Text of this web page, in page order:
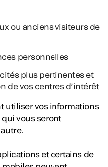
ou anciens visiteurs de
personnelles
plus pertinentes et
de vos centres d’intérêt
utiliser vos informations
qui vous seront
et certains de